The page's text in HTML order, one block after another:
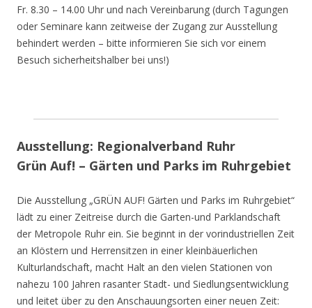
Fr. 8.30 – 14.00 Uhr und nach Vereinbarung (durch Tagungen
oder Seminare kann zeitweise der Zugang zur Ausstellung
behindert werden – bitte informieren Sie sich vor einem
Besuch sicherheitshalber bei uns!)
Ausstellung: Regionalverband Ruhr
Grün Auf! – Gärten und Parks im Ruhrgebiet
Die Ausstellung „GRÜN AUF! Gärten und Parks im Ruhrgebiet“
lädt zu einer Zeitreise durch die Garten-und Parklandschaft
der Metropole Ruhr ein. Sie beginnt in der vorindustriellen Zeit
an Klöstern und Herrensitzen in einer kleinbäuerlichen
Kulturlandschaft, macht Halt an den vielen Stationen von
nahezu 100 Jahren rasanter Stadt- und Siedlungsentwicklung
und leitet über zu den Anschauungsorten einer neuen Zeit: